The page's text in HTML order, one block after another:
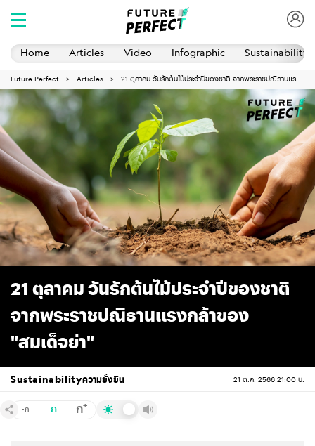
Home Articles Video Infographic Sustainability
Future Perfect Articles 21 ตุลาคม วันรักต้นไม้ประจำปีของชาติ จากพระราชปณิธานแรงกล้าของ "สมเด็จย่า"
21 ตุลาคม วันรักต้นไม้ประจำปีของชาติ
จากพระราชปณิธานแรงกล้าของ
"สมเด็จย่า"
Sustainabilityความยั่งยืน 21 ต.ค. 2566 21:00 น.
-ก ก ก+